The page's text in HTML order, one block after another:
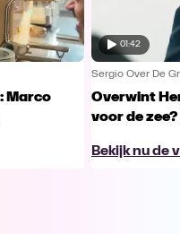
Marco
01:42
Sergio Over De
Overwint
voor de zee?
Bekijk nu de